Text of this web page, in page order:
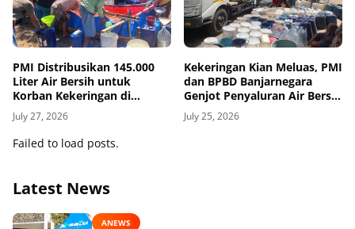
PMI Distribusikan 145.000
Liter Air Bersih untuk
Korban Kekeringan di
Grobogan
July 27, 2026
Kekeringan Kian Meluas, PMI
dan BPBD Banjarnegara
Genjot Penyaluran Air Bersih
untuk Penuhi Kebutuhan
Pokok Warga
July 25, 2026
Failed to load posts.
Latest News
ANEWS